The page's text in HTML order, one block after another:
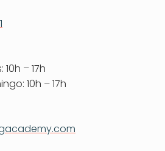
– 17h
10h – 17h